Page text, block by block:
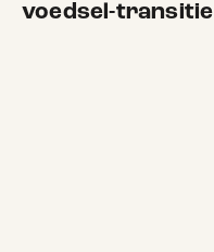
voedsel-transitie